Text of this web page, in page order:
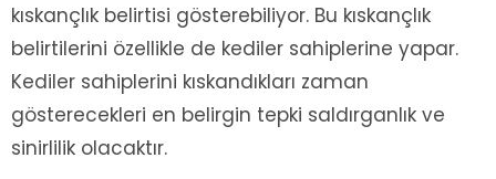
kıskançlık belirtisi gösterebiliyor. Bu kıskançlık
belirtilerini özellikle de kediler sahiplerine yapar.
Kediler sahiplerini kıskandıkları zaman
gösterecekleri en belirgin tepki saldırganlık ve
sinirlilik olacaktır.